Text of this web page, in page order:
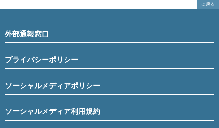
に戻る
外部通報窓口
プライバシーポリシー
ソーシャルメディアポリシー
ソーシャルメディア利用規約